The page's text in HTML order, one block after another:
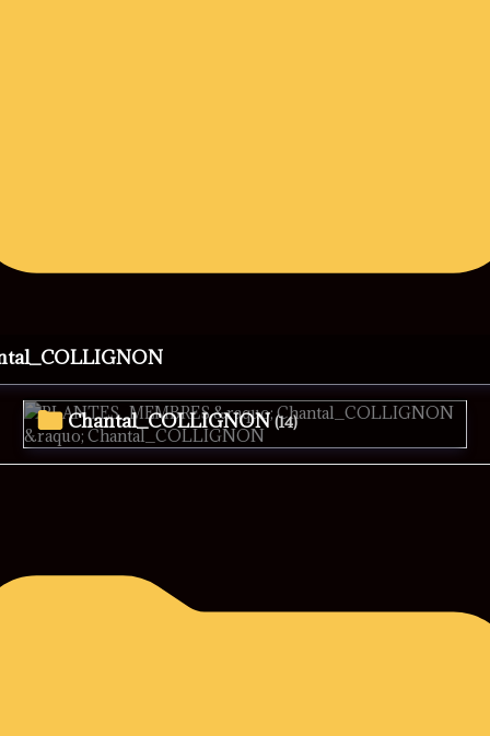
Chantal_COLLIGNON (14)